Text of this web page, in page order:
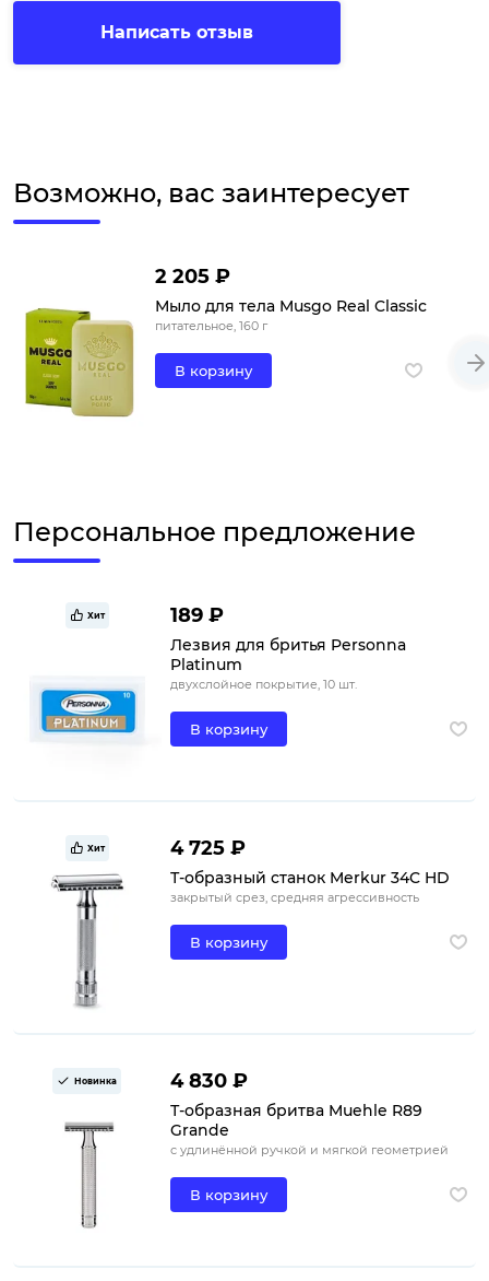
Написать отзыв
Возможно, вас заинтересует
2 205 ₽
Мыло для тела Musgo Real Classic
питательное, 160 г
В корзину
Персональное предложение
Хит 189 ₽
Лезвия для бритья Personna
Platinum
двухслойное покрытие, 10 шт.
В корзину
Хит 4 725 ₽
Т-образный станок Merkur 34C HD
закрытый срез, средняя агрессивность
В корзину
Новинка 4 830 ₽
Т-образная бритва Muehle R89
Grande
с удлинённой ручкой и мягкой геометрией
В корзину